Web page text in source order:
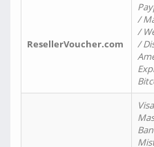
ResellerVoucher.com
/
/
/